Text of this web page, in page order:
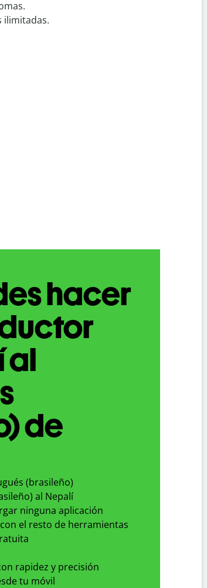
ilimitadas.
hacer
al
de
(brasileño)
al Nepalí
ninguna aplicación
el resto de herramientas
rapidez y precisión
tu móvil